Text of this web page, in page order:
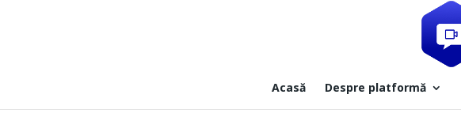
Acasă Despre platformă